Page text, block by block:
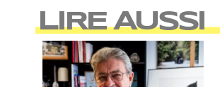
LIRE AUSSI